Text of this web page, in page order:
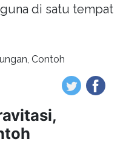
di satu tempat
Contoh